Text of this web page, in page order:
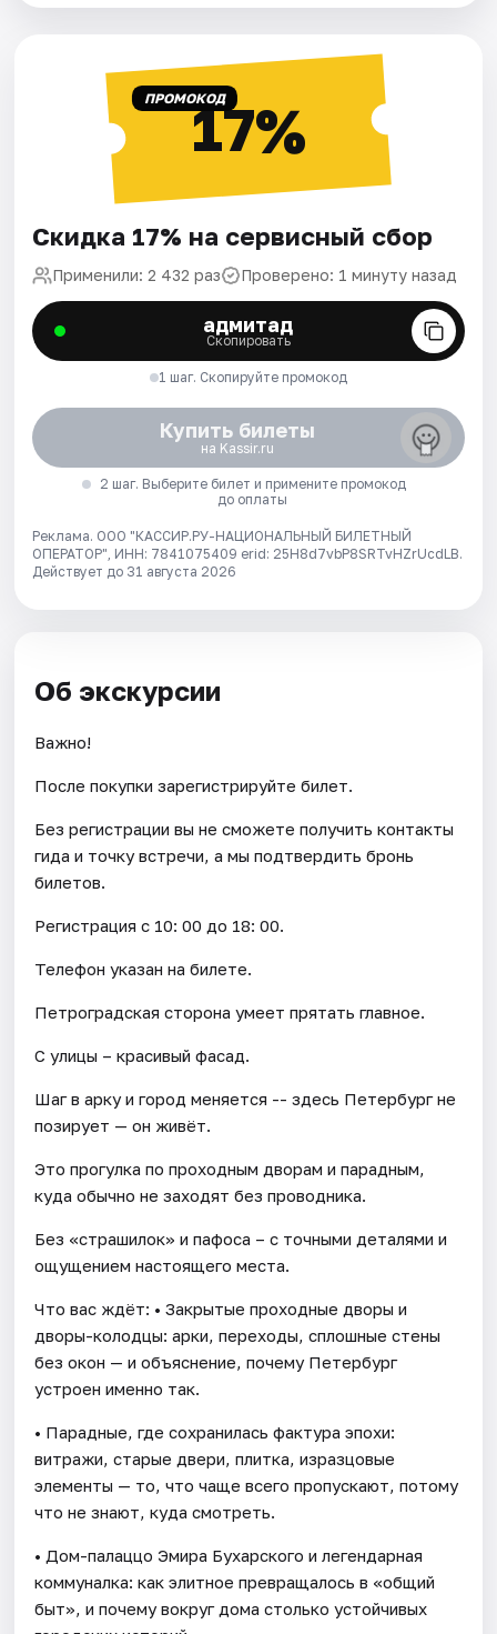
ПРОМОКОД17%
Скидка 17% на сервисный сбор
Применили: 2 432 раз Проверено: 1 минуту назад
адмитад
Скопировать
1 шаг. Скопируйте промокод
Купить билеты
на Kassir.ru
2 шаг. Выберите билет и примените промокод
до оплаты
Реклама. ООО "КАССИР.РУ-НАЦИОНАЛЬНЫЙ БИЛЕТНЫЙ
ОПЕРАТОР", ИНН: 7841075409 erid: 25H8d7vbP8SRTvHZrUcdLB.
Действует до 31 августа 2026
Об экскурсии
Важно!
После покупки зарегистрируйте билет.
Без регистрации вы не сможете получить контакты
гида и точку встречи, а мы подтвердить бронь
билетов.
Регистрация с 10: 00 до 18: 00.
Телефон указан на билете.
Петроградская сторона умеет прятать главное.
С улицы – красивый фасад.
Шаг в арку и город меняется -- здесь Петербург не
позирует — он живёт.
Это прогулка по проходным дворам и парадным,
куда обычно не заходят без проводника.
Без «страшилок» и пафоса – с точными деталями и
ощущением настоящего места.
Что вас ждёт: • Закрытые проходные дворы и
дворы-колодцы: арки, переходы, сплошные стены
без окон — и объяснение, почему Петербург
устроен именно так.
• Парадные, где сохранилась фактура эпохи:
витражи, старые двери, плитка, изразцовые
элементы — то, что чаще всего пропускают, потому
что не знают, куда смотреть.
• Дом-палаццо Эмира Бухарского и легендарная
коммуналка: как элитное превращалось в «общий
быт», и почему вокруг дома столько устойчивых